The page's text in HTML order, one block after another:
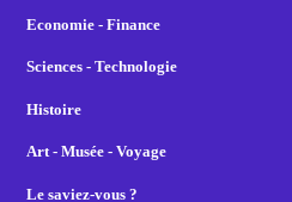
Economie - Finance
Sciences - Technologie
Histoire
Art - Musée - Voyage
Le saviez-vous ?